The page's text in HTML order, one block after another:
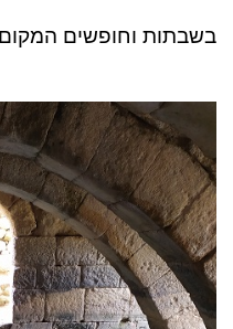
בשבתות וחופשים